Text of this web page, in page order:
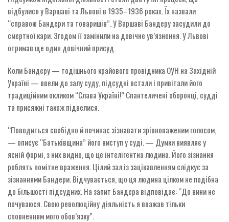
відбулися у Варшаві та Львові в 1935–1936 роках. Їх назвали
“справою Бандери та товаришів”. У Варшаві Бандеру засудили до
смертної кари. Згодом її замінили на довічне ув’язнення. У Львові
отримав ще один довічний присуд.
Коли Бандеру — тодішнього крайового провідника ОУН на Західній
Україні — ввели до залу суду, підсудні встали і привітали його
традиційним окликом “Слава Україні!” Спантеличені оборонці, судді
та присяжні також підвелися.
“Поводиться свобідно й починає зізнавати зрівноваженим голосом,
— описує “Батьківщина” його виступ у суді. — Думки виявляє у
ясній формі, з них видно, що це інтелігентна людина. Його зізнання
роблять помітне враження. Цілий зал із зацікавленням слідкує за
зізнаннями Бандери. Відчувається, що ця людина цілком не подібна
до більшості підсудних. На запит Бандера відповідає: “До вини не
почуваюся. Свою революційну діяльність я вважав тільки
сповненням мого обов’язку”.